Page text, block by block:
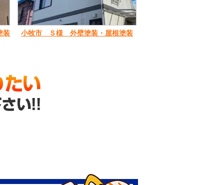
装 小牧市 Ｓ様 外壁塗装・屋根塗装